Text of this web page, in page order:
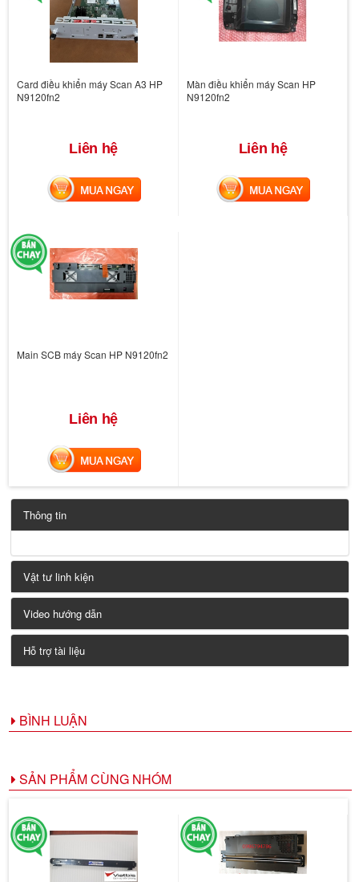
Card điều khiển máy Scan A3 HP
N9120fn2
Liên hệ
MUA NGAY
Màn điều khiển máy Scan HP
N9120fn2
Liên hệ
MUA NGAY
Main SCB máy Scan HP N9120fn2
Liên hệ
MUA NGAY
Thông tin
Vật tư linh kiện
Video hướng dẫn
Hỗ trợ tài liệu
BÌNH LUẬN
SẢN PHẨM CÙNG NHÓM